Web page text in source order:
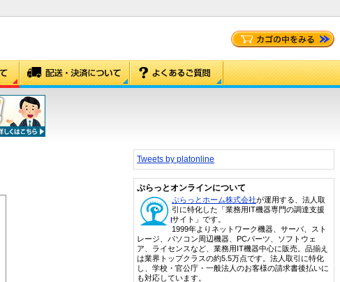
Tweets by platonline
ぷらっとオンラインについて
ぷらっとホーム株式会社が運用する、法人取
引に特化した「業務用IT機器専門の調達支援
サイト」です。
1999年よりネットワーク機器、サーバ、スト
レージ、パソコン周辺機器、PCパーツ、ソフトウェ
ア、ライセンスなど、業務用IT機器中心に販売。品揃え
は業界トップクラスの約5.5万点です。法人取引に特化
し、学校・官公庁・一般法人のお客様の請求書後払いに
も対応しています。